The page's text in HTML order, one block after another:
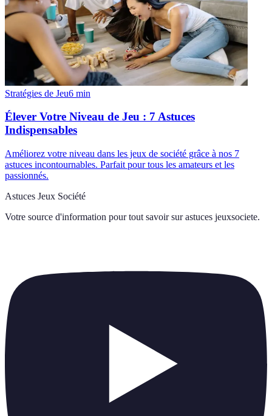
Stratégies de Jeu6 min
Élever Votre Niveau de Jeu : 7 Astuces
Indispensables
Améliorez votre niveau dans les jeux de société grâce à nos 7
astuces incontournables. Parfait pour tous les amateurs et les
passionnés.
Astuces Jeux Société
Votre source d'information pour tout savoir sur astuces jeuxsociete.